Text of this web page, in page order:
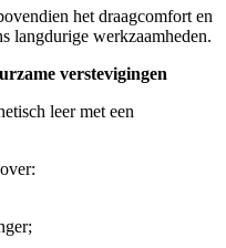
het draagcomfort en
langdurige werkzaamheden.
verstevigingen
leer met een